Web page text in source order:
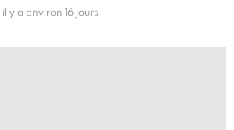
il y a environ 16 jours